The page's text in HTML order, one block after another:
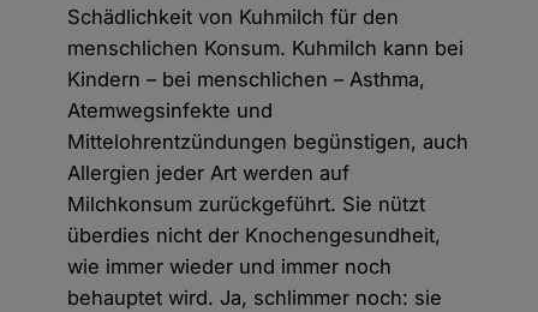
Schädlichkeit von Kuhmilch für den
menschlichen Konsum. Kuhmilch kann bei
Kindern – bei menschlichen – Asthma,
Atemwegsinfekte und
Mittelohrentzündungen begünstigen, auch
Allergien jeder Art werden auf
Milchkonsum zurückgeführt. Sie nützt
überdies nicht der Knochengesundheit,
wie immer wieder und immer noch
behauptet wird. Ja, schlimmer noch: sie